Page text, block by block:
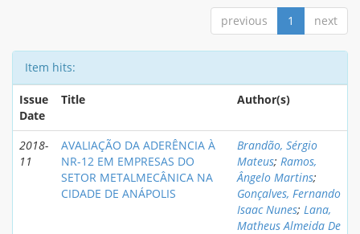
previous 1 next
Item hits:
Issue
Date
Title Author(s)
2018-
11
AVALIAÇÃO DA ADERÊNCIA À
NR-12 EM EMPRESAS DO
SETOR METALMECÂNICA NA
CIDADE DE ANÁPOLIS
Brandão, Sérgio
Mateus; Ramos,
Ângelo Martins;
Gonçalves, Fernando
Isaac Nunes; Lana,
Matheus Almeida De